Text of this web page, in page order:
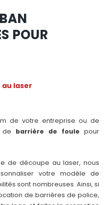
POUR
au laser
de votre entreprise ou de
de barrière de foule pour
de découpe au laser, nous
votre modèle de
sont nombreuses. Ainsi, si
de barrières de police,